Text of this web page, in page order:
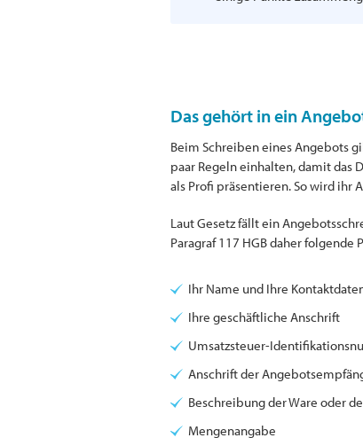
Das gehört in ein
Beim Schreiben eines Angebots
paar Regeln einhalten, damit das
als Profi präsentieren. So wird ihr
Laut Gesetz fällt ein
Paragraf 117 HGB daher folgende
Ihr Name und Ihre
Ihre geschäftliche Anschrift
Umsatzsteuer-
Anschrift der
Beschreibung der Ware oder
Mengenangabe